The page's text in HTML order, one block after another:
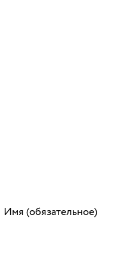
Имя (обязательное)